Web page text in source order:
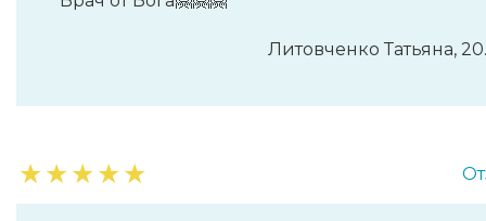
Литовченко Татьяна,
★★★★★